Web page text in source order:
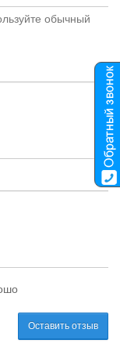
обычный
Оставить отзыв